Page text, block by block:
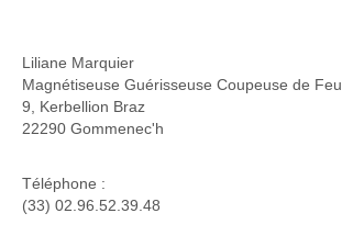
Liliane Marquier
Magnétiseuse Guérisseuse Coupeuse de Feu
9, Kerbellion Braz
22290 Gommenec'h
Téléphone :
(33) 02.96.52.39.48